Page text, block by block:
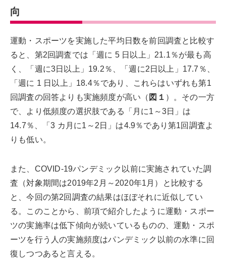
向
運動・スポーツを実施した平均日数を前回調査と比較す
ると、第2回調査では「週に 5 日以上」21.1％が最も高
く、「週に3日以上」19.2％、「週に2日以上」17.7％、
「週に 1 日以上」18.4％であり、これらはいずれも第1
回調査の回答よりも実施頻度が高い（ 図１ ）。その一方
で、より低頻度の選択肢である「月に1～3日」は
14.7％、「3 カ月に1～2日」は4.9％であり第1回調査よ
りも低い。
また、COVID-19パンデミック以前に実施されていた調
査（対象期間は2019年2月～2020年1月）と比較する
と、今回の第2回調査の結果はほぼそれに近似してい
る。このことから、前項で紹介したように運動・スポー
ツの実施率は低下傾向が続いているものの、運動・スポ
ーツを行う人の実施頻度はパンデミック以前の水準に回
復しつつあると言える。